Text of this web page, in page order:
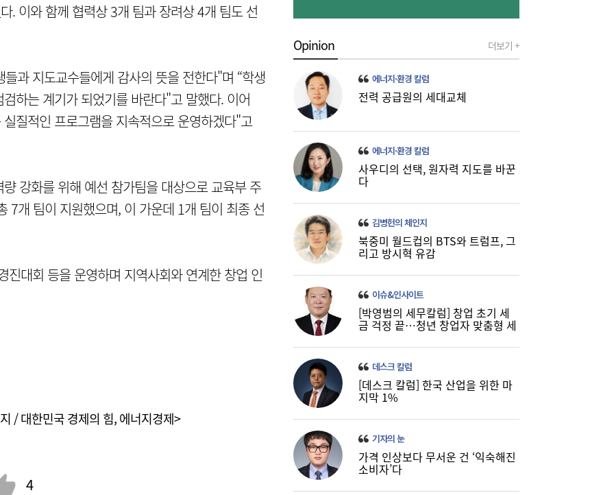
. 이와 함께 협력상 3개 팀과 장려상 4개 팀도 선
과 지도교수들에게 감사의 뜻을 전한다"며 “학생
하는 계기가 되었기를 바란다"고 말했다. 이어
질적인 프로그램을 지속적으로 운영하겠다"고
강화를 위해 예선 참가팀을 대상으로 교육부 주
7개 팀이 지원했으며, 이 가운데 1개 팀이 최종 선
진대회 등을 운영하며 지역사회와 연계한 창업 인
/ 대한민국 경제의 힘, 에너지경제>
4
09:18
[특징주] 롯데쇼핑, 순이익 흑자 전환에도 장
초반 급락
Opinion 더보기 +
에너지·환경 칼럼
전력 공급원의 세대교체
에너지·환경 칼럼
사우디의 선택, 원자력 지도를 바꾼
다
김병헌의 체인지
북중미 월드컵의 BTS와 트럼프, 그
리고 방시혁 유감
이슈&인사이트
[박영범의 세무칼럼] 창업 초기 세
금 걱정 끝…청년 창업자 맞춤형 세
데스크 칼럼
[데스크 칼럼] 한국 산업을 위한 마
지막 1%
기자의 눈
가격 인상보다 무서운 건 ‘익숙해진
소비자’다